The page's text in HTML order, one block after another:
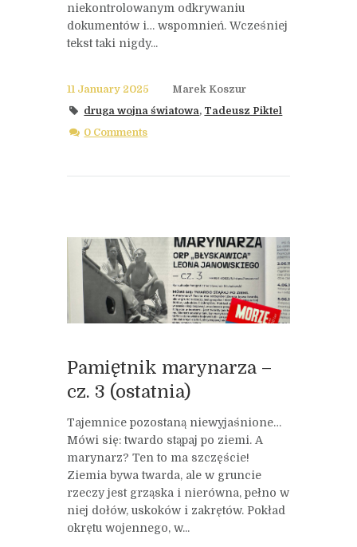
niekontrolowanym odkrywaniu
dokumentów i… wspomnień. Wcześniej
tekst taki nigdy...
11 January 2025
Marek Koszur
druga wojna światowa, Tadeusz Piktel
0 Comments
Pamiętnik marynarza –
cz. 3 (ostatnia)
Tajemnice pozostaną niewyjaśnione…
Mówi się: twardo stąpaj po ziemi. A
marynarz? Ten to ma szczęście!
Ziemia bywa twarda, ale w gruncie
rzeczy jest grząska i nierówna, pełno w
niej dołów, uskoków i zakrętów. Pokład
okrętu wojennego, w...